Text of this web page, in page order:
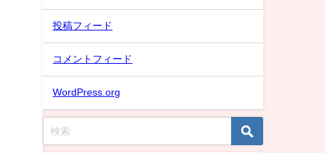
投稿フィード
コメントフィード
WordPress.org